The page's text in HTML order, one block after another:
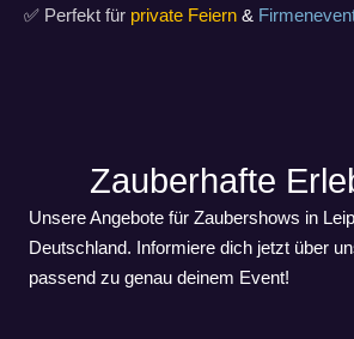
✅ Perfekt für private Feiern &
Zauberhafte
Unsere Angebote für Zaubershows in
Deutschland. Informiere dich jetzt über
passend zu genau deinem Event!